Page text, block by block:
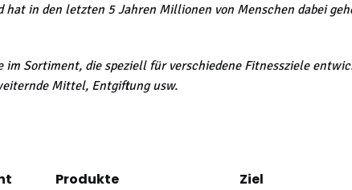
in den letzten 5 Jahren Millionen von Menschen dabei
Sortiment, die speziell für verschiedene Fitnessziele
Mittel, Entgiftung usw.
Produkte Ziel